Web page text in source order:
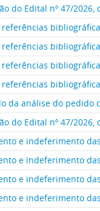
do Edital nº 47/2026,
referências
referências
referências
referências
da análise do pedido
do Edital nº 47/
e indeferimento
e indeferimento
e indeferimento
e indeferimento